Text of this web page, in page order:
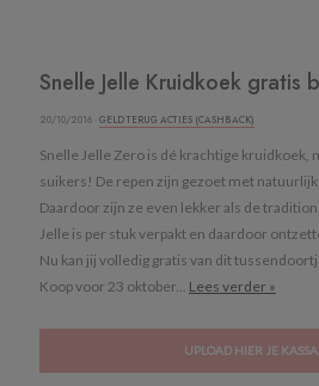
Snelle Jelle Kruidkoek gratis
20/10/2016 · GELD TERUG ACTIES (CASHBACK)
Snelle Jelle Zero is dé krachtige kruidkoek,
suikers! De repen zijn gezoet met
Daardoor zijn ze even lekker als de
Jelle is per stuk verpakt en daardoor
Nu kan jij volledig gratis van dit
Koop voor 23 oktober... Lees verder »
UPLOAD HIER JE